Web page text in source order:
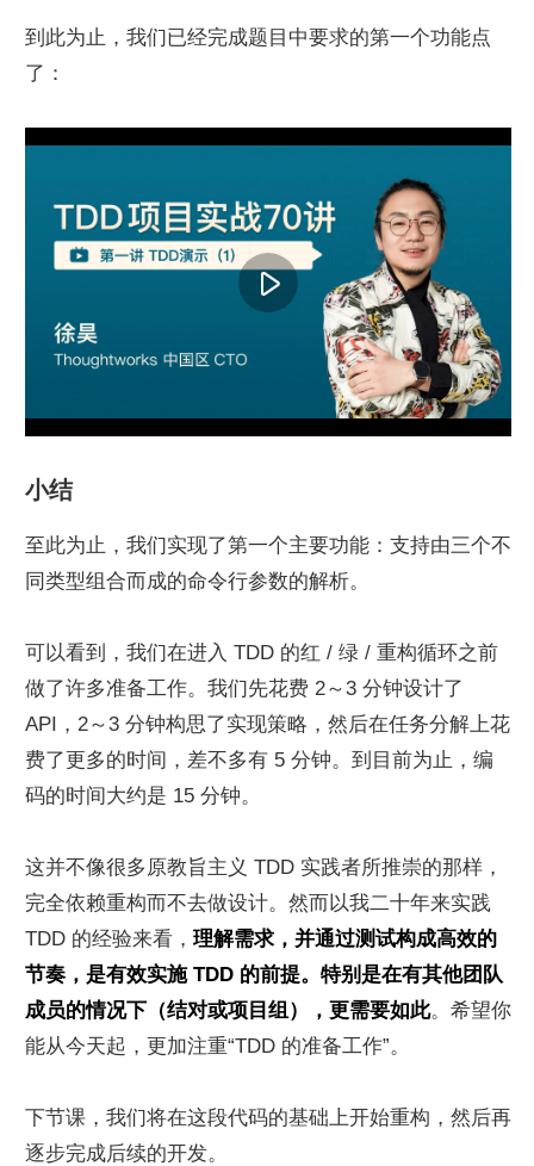
到此为止，我们已经完成题目中要求的第一个功能点
了：
小结
至此为止，我们实现了第一个主要功能：支持由三个不
同类型组合而成的命令行参数的解析。
可以看到，我们在进入 TDD 的红 / 绿 / 重构循环之前
做了许多准备工作。我们先花费 2～3 分钟设计了
API，2～3 分钟构思了实现策略，然后在任务分解上花
费了更多的时间，差不多有 5 分钟。到目前为止，编
码的时间大约是 15 分钟。
这并不像很多原教旨主义 TDD 实践者所推崇的那样，
完全依赖重构而不去做设计。然而以我二十年来实践
TDD 的经验来看， 理解需求，并通过测试构成高效的
节奏，是有效实施 TDD 的前提。特别是在有其他团队
成员的情况下（结对或项目组），更需要如此。希望你
能从今天起，更加注重“TDD 的准备工作”。
下节课，我们将在这段代码的基础上开始重构，然后再
逐步完成后续的开发。